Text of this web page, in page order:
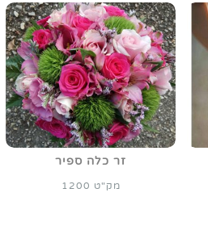
זר כלה ספיר
מק"ט 1200